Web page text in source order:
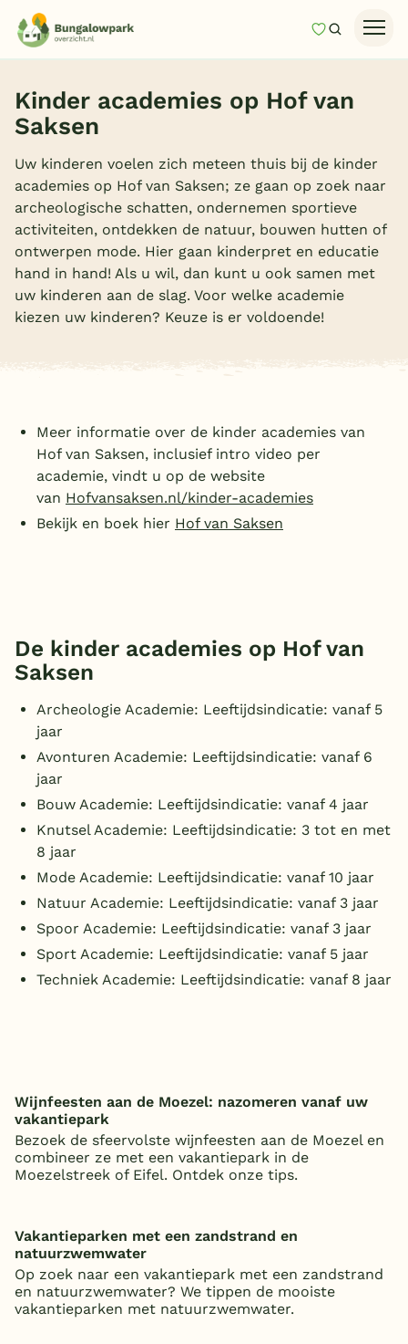
MijnZoeken
Last minutes
Zomervakantie
Nazomeren
Vakantiehuizen
Vakantiepark keuzehulp
Onze vakantiegidsen
Overdekt zwembad
Wildwaterbaan
Indoor speeltuin
Veluwe
Duitsland
Blog
Onze e-boeken
Kinder academies op Hof van
Saksen
Uw kinderen voelen zich meteen thuis bij de kinder
academies op Hof van Saksen; ze gaan op zoek naar
archeologische schatten, ondernemen sportieve
activiteiten, ontdekken de natuur, bouwen hutten of
ontwerpen mode. Hier gaan kinderpret en educatie
hand in hand! Als u wil, dan kunt u ook samen met
uw kinderen aan de slag. Voor welke academie
kiezen uw kinderen? Keuze is er voldoende!
Meer informatie over de kinder academies van
Hof van Saksen, inclusief intro video per
academie, vindt u op de website
van Hofvansaksen.nl/kinder-academies
Bekijk en boek hier Hof van Saksen
De kinder academies op Hof van
Saksen
Archeologie Academie: Leeftijdsindicatie: vanaf 5
jaar
Avonturen Academie: Leeftijdsindicatie: vanaf 6
jaar
Bouw Academie: Leeftijdsindicatie: vanaf 4 jaar
Knutsel Academie: Leeftijdsindicatie: 3 tot en met
8 jaar
Mode Academie: Leeftijdsindicatie: vanaf 10 jaar
Natuur Academie: Leeftijdsindicatie: vanaf 3 jaar
Spoor Academie: Leeftijdsindicatie: vanaf 3 jaar
Sport Academie: Leeftijdsindicatie: vanaf 5 jaar
Techniek Academie: Leeftijdsindicatie: vanaf 8 jaar
Wijnfeesten aan de Moezel: nazomeren vanaf uw
vakantiepark
Bezoek de sfeervolste wijnfeesten aan de Moezel en
combineer ze met een vakantiepark in de
Moezelstreek of Eifel. Ontdek onze tips.
Vakantieparken met een zandstrand en
natuurzwemwater
Op zoek naar een vakantiepark met een zandstrand
en natuurzwemwater? We tippen de mooiste
vakantieparken met natuurzwemwater.